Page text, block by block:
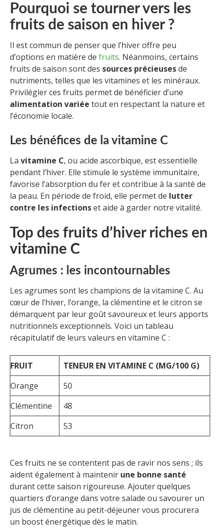
Pourquoi se tourner vers les
fruits de saison en hiver ?
Il est commun de penser que l’hiver offre peu
d’options en matière de fruits. Néanmoins, certains
fruits de saison sont des sources précieusesde
nutriments, telles que les vitamines et les minéraux.
Privilégier ces fruits permet de bénéficier d’une
alimentation variée tout en respectant la nature et
l’économie locale.
Les bénéfices de la vitamine C
La vitamine C, ou acide ascorbique, est essentielle
pendant l’hiver. Elle stimule le système immunitaire,
favorise l’absorption du fer et contribue à la santé de
la peau. En période de froid, elle permet de lutter
contre les infectionset aide à garder notre vitalité.
Top des fruits d’hiver riches en
vitamine C
Agrumes : les incontournables
Les agrumes sont les champions de la vitamine C. Au
cœur de l’hiver, l’orange, la clémentine et le citron se
démarquent par leur goût savoureux et leurs apports
nutritionnels exceptionnels. Voici un tableau
récapitulatif de leurs valeurs en vitamine C :
FRUIT
TENEUR EN VITAMINE C (MG/100 G)
Orange
50
Clémentine
48
Citron
53
Ces fruits ne se contentent pas de ravir nos sens ; ils
aident également à maintenir une bonne santé
durant cette saison rigoureuse. Ajouter quelques
quartiers d’orange dans votre salade ou savourer un
jus de clémentine au petit-déjeuner vous procurera
un boost énergétique dès le matin.